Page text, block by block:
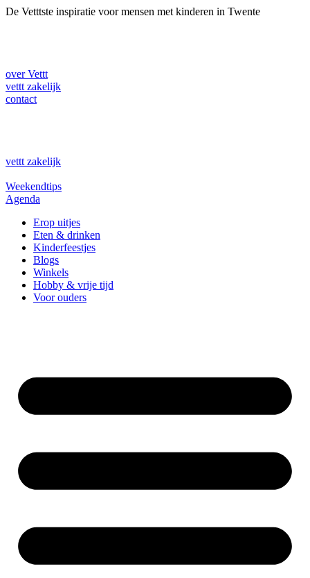
Ga
De Vetttste inspiratie voor mensen met kinderen in Twente
over Vettt
vettt zakelijk
contact
vettt zakelijk
Weekendtips
Agenda
Erop uitjes
Eten & drinken
Kinderfeestjes
Blogs
Winkels
Hobby & vrije tijd
Voor ouders